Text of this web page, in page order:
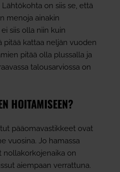
on siis se, että
menoja ainakin
siis olla niin kuin
pitää kattaa neljän vuoden
pitää olla plussalla ja
talousarviossa on
HOITAMISEEN?
pääomavastikkeet ovat
vuosina. Jo hamassa
nollakorkojenaika on
aiempaan verrattuna.